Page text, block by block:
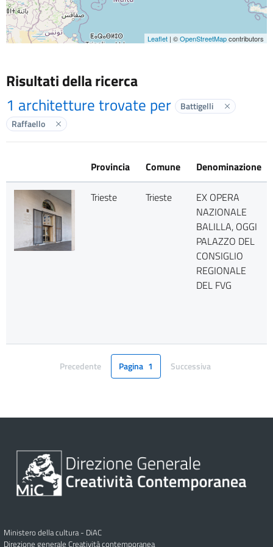
Leaflet | ©OpenStreetMapcontributors
Risultati della ricerca
1 architetture trovate per Battigelli Elimina
Raffaello Elimina label
Provincia Comune Denominazione
Trieste Trieste
EX OPERA
NAZIONALE
BALILLA, OGGI
PALAZZO DEL
CONSIGLIO
REGIONALE
DEL FVG
Pagina
Precedente Pagina 1 Pagina
Successiva
Ministero della cultura - DiAC
Direzione generale Creatività contemporanea